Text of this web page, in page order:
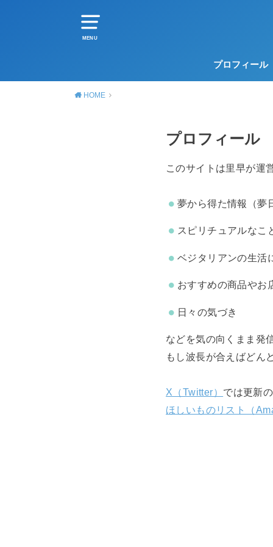
MENU
プロフィール
HOME
プロフィール
このサイトは里早が運
夢から得た情報（夢
スピリチュアルなこ
ベジタリアンの生活
おすすめの商品やお
日々の気づき
などを気の向くまま発
もし波長が合えばどん
X（Twitter） では更新
ほしいものリスト（